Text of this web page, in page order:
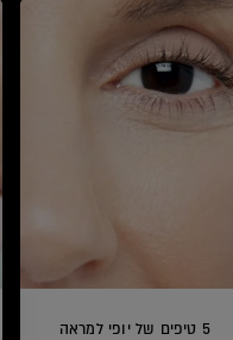
5 טיפים של יופי למראה